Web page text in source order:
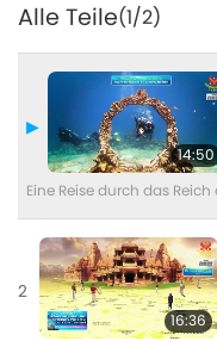
Alle Teile(1/2)
14:50
Eine Reise durch das Reich
2
16:36